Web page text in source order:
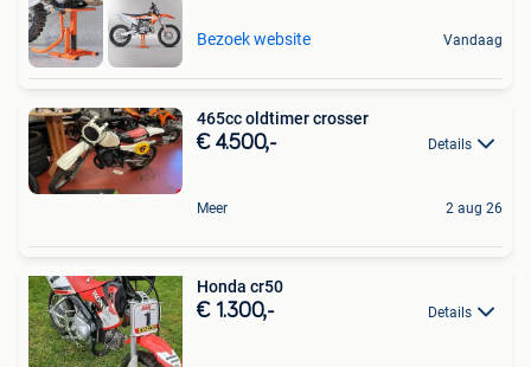
Bezoek website Vandaag
465cc oldtimer crosser
€ 4.500,- Details
Meer 2 aug 26
Honda cr50
€ 1.300,- Details